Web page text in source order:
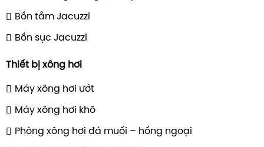
Bồn tắm Jacuzzi
Bồn sục Jacuzzi
Thiết bị xông hơi
Máy xông hơi ướt
Máy xông hơi khô
Phòng xông hơi đá muối – hồng ngoại